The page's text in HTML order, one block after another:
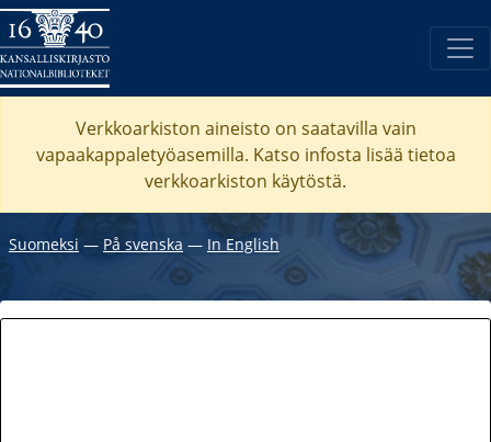
Verkkoarkiston aineisto on saatavilla vain
vapaakappaletyöasemilla. Katso infosta lisää tietoa
verkkoarkiston käytöstä.
Suomeksi ― På svenska ― In English